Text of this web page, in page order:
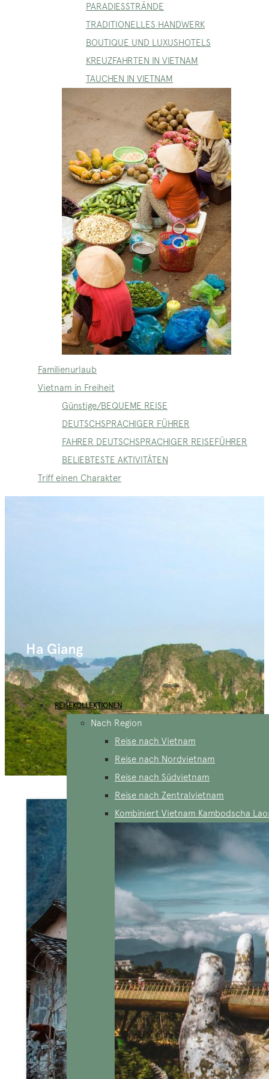
PARADIESSTRÄNDE
TRADITIONELLES HANDWERK
BOUTIQUE UND LUXUSHOTELS
KREUZFAHRTEN IN VIETNAM
TAUCHEN IN VIETNAM
Familienurlaub
Vietnam in Freiheit
Günstige/BEQUEME REISE
DEUTSCHSPRACHIGER FÜHRER
FAHRER DEUTSCHSPRACHIGER REISEFÜHRER
BELIEBTESTE AKTIVITÄTEN
Triff einen Charakter
REISEKOLLEKTIONEN
Nach Region
Reise nach Vietnam
Reise nach Nordvietnam
Reise nach Südvietnam
Reise nach Zentralvietnam
Kombiniert Vietnam Kambodscha
Ha Giang